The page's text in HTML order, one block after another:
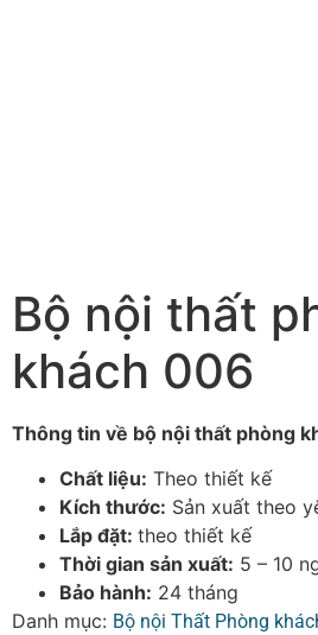
Bộ nội thất
khách 006
Thông tin về bộ nội thất phòng
Chất liệu: Theo thiết kế
Kích thước: Sản xuất theo
Lắp đặt: theo thiết kế
Thời gian sản xuất: 5 – 10
Bảo hành: 24 tháng
Danh mục: Bộ nội Thất Phòng